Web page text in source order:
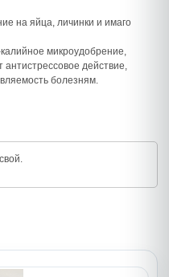
на яйца, личинки и имаго
микроудобрение,
антистрессовое действие,
болезням.
свой.